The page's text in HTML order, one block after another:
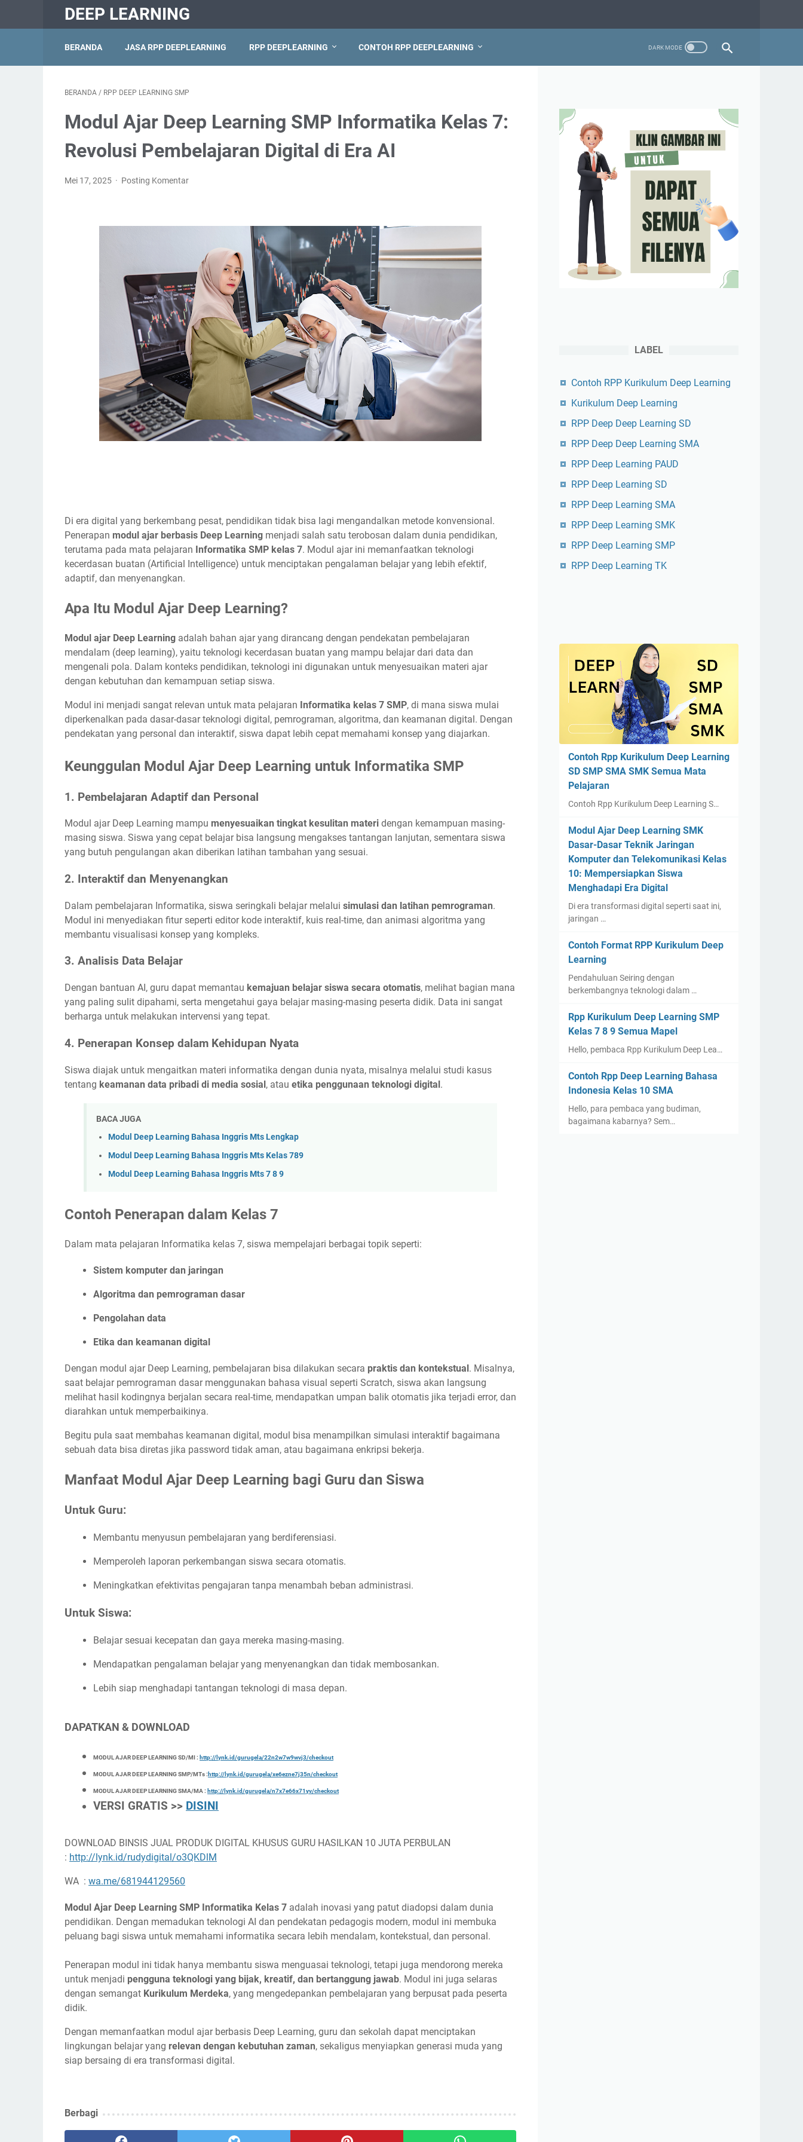
DEEP LEARNING
BERANDA JASA RPP DEEPLEARNING RPP DEEPLEARNING CONTOH RPP DEEPLEARNING
BERANDA / RPP DEEP LEARNING SMP
Modul Ajar Deep Learning SMP Informatika Kelas 7:
Revolusi Pembelajaran Digital di Era AI
Mei 17, 2025 Posting Komentar
Di era digital yang berkembang pesat, pendidikan tidak bisa lagi mengandalkan metode konvensional.
Penerapan modul ajar berbasis Deep Learning menjadi salah satu terobosan dalam dunia pendidikan,
terutama pada mata pelajaran Informatika SMP kelas 7. Modul ajar ini memanfaatkan teknologi
kecerdasan buatan (Artificial Intelligence) untuk menciptakan pengalaman belajar yang lebih efektif,
adaptif, dan menyenangkan.
Apa Itu Modul Ajar Deep Learning?
Modul ajar Deep Learning adalah bahan ajar yang dirancang dengan pendekatan pembelajaran
mendalam (deep learning), yaitu teknologi kecerdasan buatan yang mampu belajar dari data dan
mengenali pola. Dalam konteks pendidikan, teknologi ini digunakan untuk menyesuaikan materi ajar
dengan kebutuhan dan kemampuan setiap siswa.
Modul ini menjadi sangat relevan untuk mata pelajaran Informatika kelas 7 SMP, di mana siswa mulai
diperkenalkan pada dasar-dasar teknologi digital, pemrograman, algoritma, dan keamanan digital. Dengan
pendekatan yang personal dan interaktif, siswa dapat lebih cepat memahami konsep yang diajarkan.
Keunggulan Modul Ajar Deep Learning untuk Informatika SMP
1. Pembelajaran Adaptif dan Personal
Modul ajar Deep Learning mampu menyesuaikan tingkat kesulitan materi dengan kemampuan masing-
masing siswa. Siswa yang cepat belajar bisa langsung mengakses tantangan lanjutan, sementara siswa
yang butuh pengulangan akan diberikan latihan tambahan yang sesuai.
2. Interaktif dan Menyenangkan
Dalam pembelajaran Informatika, siswa seringkali belajar melalui simulasi dan latihan pemrograman.
Modul ini menyediakan fitur seperti editor kode interaktif, kuis real-time, dan animasi algoritma yang
membantu visualisasi konsep yang kompleks.
3. Analisis Data Belajar
Dengan bantuan AI, guru dapat memantau kemajuan belajar siswa secara otomatis, melihat bagian mana
yang paling sulit dipahami, serta mengetahui gaya belajar masing-masing peserta didik. Data ini sangat
berharga untuk melakukan intervensi yang tepat.
4. Penerapan Konsep dalam Kehidupan Nyata
Siswa diajak untuk mengaitkan materi informatika dengan dunia nyata, misalnya melalui studi kasus
tentang keamanan data pribadi di media sosial, atau etika penggunaan teknologi digital.
BACA JUGA
Modul Deep Learning Bahasa Inggris Mts Lengkap
Modul Deep Learning Bahasa Inggris Mts Kelas 789
Modul Deep Learning Bahasa Inggris Mts 7 8 9
Contoh Penerapan dalam Kelas 7
Dalam mata pelajaran Informatika kelas 7, siswa mempelajari berbagai topik seperti:
Sistem komputer dan jaringan
Algoritma dan pemrograman dasar
Pengolahan data
Etika dan keamanan digital
Dengan modul ajar Deep Learning, pembelajaran bisa dilakukan secara praktis dan kontekstual. Misalnya,
saat belajar pemrograman dasar menggunakan bahasa visual seperti Scratch, siswa akan langsung
melihat hasil kodingnya berjalan secara real-time, mendapatkan umpan balik otomatis jika terjadi error, dan
diarahkan untuk memperbaikinya.
Begitu pula saat membahas keamanan digital, modul bisa menampilkan simulasi interaktif bagaimana
sebuah data bisa diretas jika password tidak aman, atau bagaimana enkripsi bekerja.
Manfaat Modul Ajar Deep Learning bagi Guru dan Siswa
Untuk Guru:
Membantu menyusun pembelajaran yang berdiferensiasi.
Memperoleh laporan perkembangan siswa secara otomatis.
Meningkatkan efektivitas pengajaran tanpa menambah beban administrasi.
Untuk Siswa:
Belajar sesuai kecepatan dan gaya mereka masing-masing.
Mendapatkan pengalaman belajar yang menyenangkan dan tidak membosankan.
Lebih siap menghadapi tantangan teknologi di masa depan.
DAPATKAN & DOWNLOAD
MODUL AJAR DEEP LEARNING SD/MI : http://lynk.id/gurugela/22n2w7w9wvj3/checkout
MODUL AJAR DEEP LEARNING SMP/MTs : http://lynk.id/gurugela/xe6ezne7j35n/checkout
MODUL AJAR DEEP LEARNING SMA/MA : http://lynk.id/gurugela/n7x7e66x71yv/checkout
VERSI GRATIS >> DISINI
DOWNLOAD BINSIS JUAL PRODUK DIGITAL KHUSUS GURU HASILKAN 10 JUTA PERBULAN
: http://lynk.id/rudydigital/o3QKDlM
WA : wa.me/681944129560
Modul Ajar Deep Learning SMP Informatika Kelas 7 adalah inovasi yang patut diadopsi dalam dunia
pendidikan. Dengan memadukan teknologi AI dan pendekatan pedagogis modern, modul ini membuka
peluang bagi siswa untuk memahami informatika secara lebih mendalam, kontekstual, dan personal.
Penerapan modul ini tidak hanya membantu siswa menguasai teknologi, tetapi juga mendorong mereka
untuk menjadi pengguna teknologi yang bijak, kreatif, dan bertanggung jawab. Modul ini juga selaras
dengan semangat Kurikulum Merdeka, yang mengedepankan pembelajaran yang berpusat pada peserta
didik.
Dengan memanfaatkan modul ajar berbasis Deep Learning, guru dan sekolah dapat menciptakan
lingkungan belajar yang relevan dengan kebutuhan zaman, sekaligus menyiapkan generasi muda yang
siap bersaing di era transformasi digital.
Berbagi
LABEL
Contoh RPP Kurikulum Deep Learning
Kurikulum Deep Learning
RPP Deep Deep Learning SD
RPP Deep Deep Learning SMA
RPP Deep Learning PAUD
RPP Deep Learning SD
RPP Deep Learning SMA
RPP Deep Learning SMK
RPP Deep Learning SMP
RPP Deep Learning TK
Contoh Rpp Kurikulum Deep Learning
SD SMP SMA SMK Semua Mata
Pelajaran
Contoh Rpp Kurikulum Deep Learning S…
Modul Ajar Deep Learning SMK
Dasar-Dasar Teknik Jaringan
Komputer dan Telekomunikasi Kelas
10: Mempersiapkan Siswa
Menghadapi Era Digital
Di era transformasi digital seperti saat ini,
jaringan …
Contoh Format RPP Kurikulum Deep
Learning
Pendahuluan Seiring dengan
berkembangnya teknologi dalam …
Rpp Kurikulum Deep Learning SMP
Kelas 7 8 9 Semua Mapel
Hello, pembaca Rpp Kurikulum Deep Lea…
Contoh Rpp Deep Learning Bahasa
Indonesia Kelas 10 SMA
Hello, para pembaca yang budiman,
bagaimana kabarnya? Sem…